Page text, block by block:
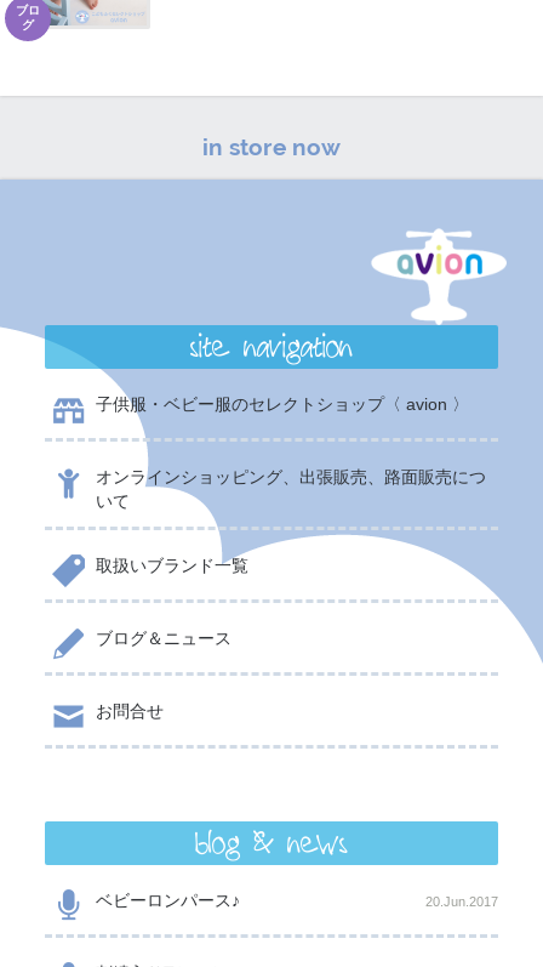
ブロ
グ
in store now
site navigation
子供服・ベビー服のセレクトショップ〈 avion 〉
オンラインショッピング、出張販売、路面販売につ
いて
取扱いブランド一覧
ブログ＆ニュース
お問合せ
blog & news
ベビーロンパース♪ 20.Jun.2017